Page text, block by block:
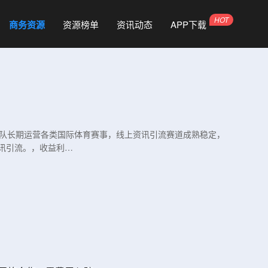
商务资源 资源榜单 资讯动态 APP下载
期运营各类国际体育赛事，线上资讯引流赛道成熟稳定，
引流。，收益利…